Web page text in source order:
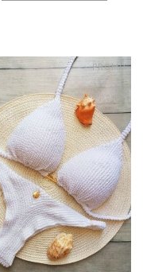
PROMO